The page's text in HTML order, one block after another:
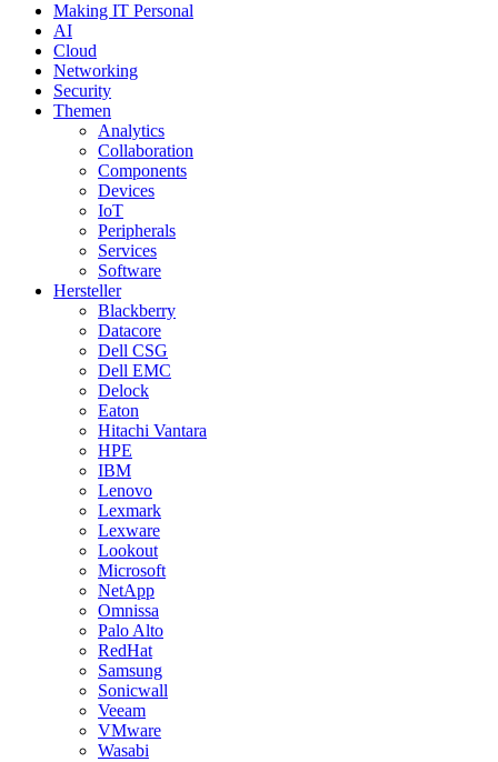
Making IT Personal
AI
Cloud
Networking
Security
Themen
Analytics
Collaboration
Components
Devices
IoT
Peripherals
Services
Software
Hersteller
Blackberry
Datacore
Dell CSG
Dell EMC
Delock
Eaton
Hitachi Vantara
HPE
IBM
Lenovo
Lexmark
Lexware
Lookout
Microsoft
NetApp
Omnissa
Palo Alto
RedHat
Samsung
Sonicwall
Veeam
VMware
Wasabi